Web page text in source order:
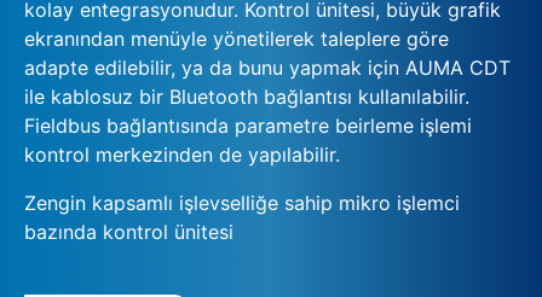
kolay entegrasyonudur. Kontrol ünitesi, büyük grafik
ekranından menüyle yönetilerek taleplere göre
adapte edilebilir, ya da bunu yapmak için AUMA CDT
ile kablosuz bir Bluetooth bağlantısı kullanılabilir.
Fieldbus bağlantısında parametre beirleme işlemi
kontrol merkezinden de yapılabilir.
Zengin kapsamlı işlevselliğe sahip mikro işlemci
bazında kontrol ünitesi